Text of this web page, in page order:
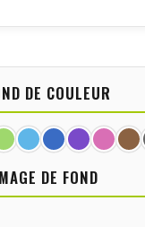
DE COULEUR
DE FOND